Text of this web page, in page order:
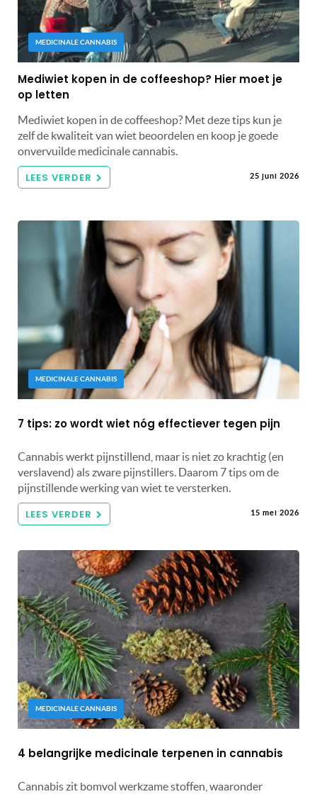
MEDICINALE CANNABIS
Mediwiet kopen in de coffeeshop? Hier moet je
op letten
Mediwiet kopen in de coffeeshop? Met deze tips kun je
zelf de kwaliteit van wiet beoordelen en koop je goede
onvervuilde medicinale cannabis.
LEES VERDER 25 juni 2026
MEDICINALE CANNABIS
7 tips: zo wordt wiet nóg effectiever tegen pijn
Cannabis werkt pijnstillend, maar is niet zo krachtig (en
verslavend) als zware pijnstillers. Daarom 7 tips om de
pijnstillende werking van wiet te versterken.
LEES VERDER 15 mei 2026
MEDICINALE CANNABIS
4 belangrijke medicinale terpenen in cannabis
Cannabis zit bomvol werkzame stoffen, waaronder